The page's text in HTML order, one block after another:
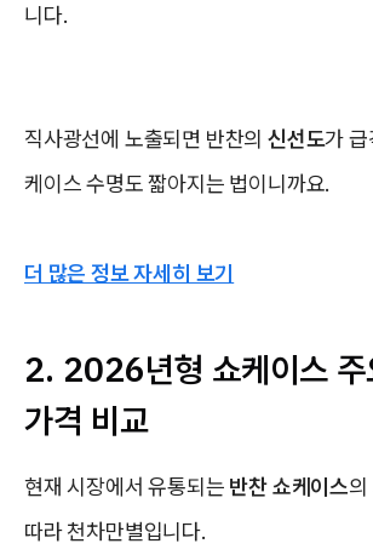
니다.
직사광선에 노출되면 반찬의신선도가
케이스 수명도 짧아지는 법이니까요.
더 많은 정보 자세히 보기
2. 2026년형 쇼케이스 주
가격 비교
현재 시장에서 유통되는 반찬 쇼케이스
따라 천차만별입니다.